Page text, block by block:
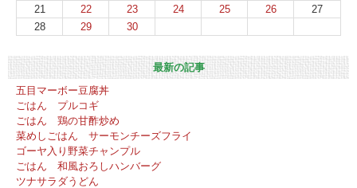
21
22 23 24 25 26
27
28
29 30
最新の記事
五目マーボー豆腐丼
ごはん プルコギ
ごはん 鶏の甘酢炒め
菜めしごはん サーモンチーズフライ
ゴーヤ入り野菜チャンプル
ごはん 和風おろしハンバーグ
ツナサラダうどん